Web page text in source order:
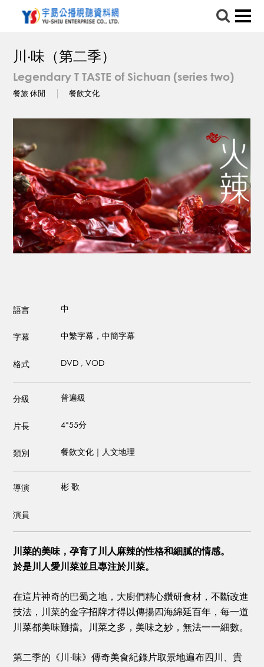
川‧味（第二季）
Legendary T TASTE of Sichuan (series two)
餐旅 休閒 餐飲文化
語言 中
字幕 中繁字幕，中簡字幕
格式 DVD , VOD
分級 普遍級
片長 4*55分
類別 餐飲文化｜人文地理
導演 彬 歌
演員
川菜的美味，孕育了川人麻辣的性格和細膩的情感。
於是川人愛川菜並且專注於川菜。
在這片神奇的巴蜀之地，大廚們精心鑽研食材，不斷改進
技法，川菜的金字招牌才得以傳揚四海綿延百年，每一道
川菜都美味難擋。川菜之多，美味之妙，無法一一細數。
第二季的《川·味》傳奇美食紀錄片取景地遍布四川、貴